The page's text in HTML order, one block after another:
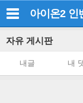
아이온2 인
자유 게시판
내글 내